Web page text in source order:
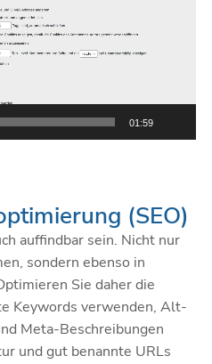
01:59
(SEO)
auffindbar sein. Nicht nur
sondern ebenso in
Sie daher die
Keywords verwenden, Alt-
Meta-Beschreibungen
und gut benannte URLs